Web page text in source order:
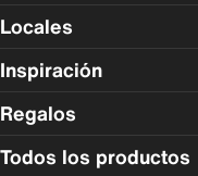
Locales
Inspiración
Regalos
Todos los productos